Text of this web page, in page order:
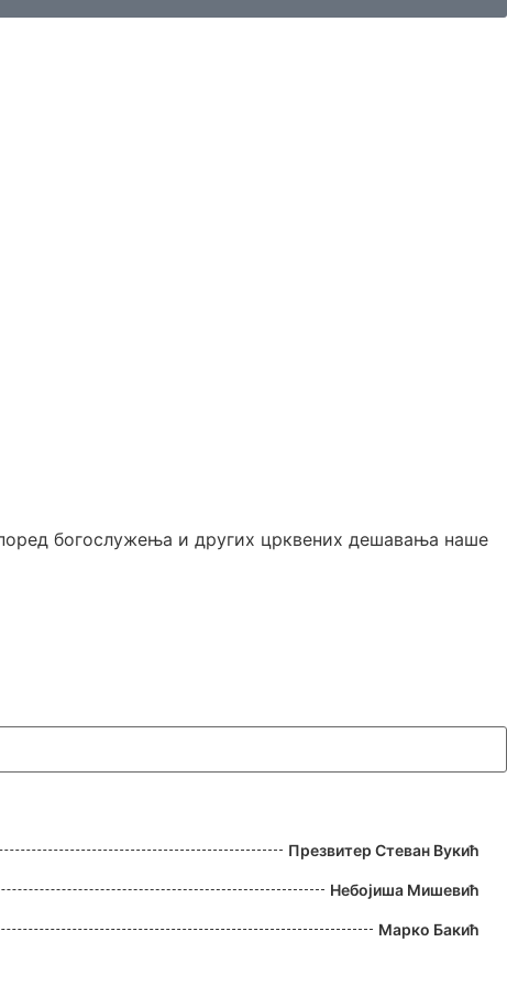
богослужења и других црквених дешавања наше
Презвитер Стеван Вукић
Небојиша Мишевић
Марко Бакић